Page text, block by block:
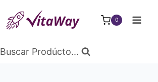
0
Buscar Prodúcto...